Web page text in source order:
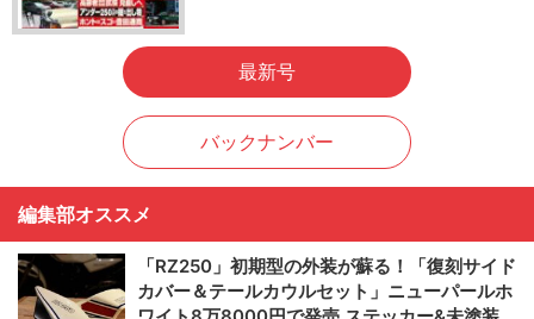
最新号
バックナンバー
編集部オススメ
「RZ250」初期型の外装が蘇る！「復刻サイド
カバー＆テールカウルセット」ニューパールホ